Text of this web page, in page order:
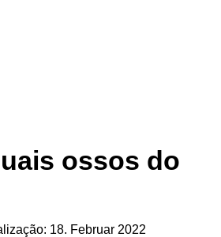
ossos do
18. Februar 2022